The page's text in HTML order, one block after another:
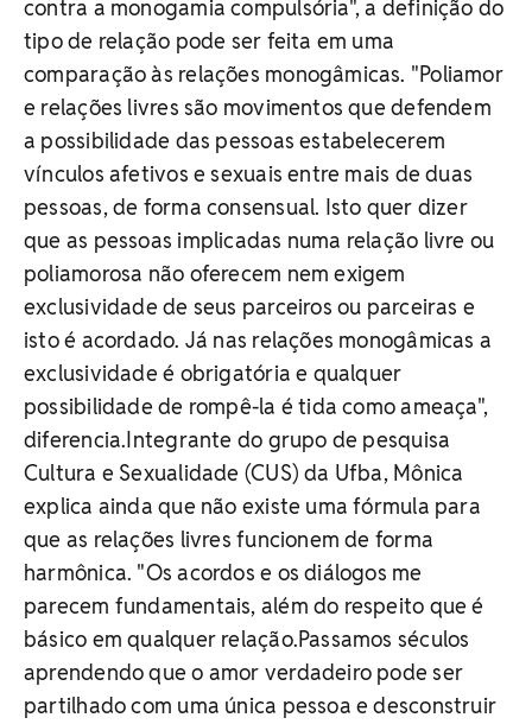
contra a monogamia compulsória", a definição do
tipo de relação pode ser feita em uma
comparação às relações monogâmicas. "Poliamor
e relações livres são movimentos que defendem
a possibilidade das pessoas estabelecerem
vínculos afetivos e sexuais entre mais de duas
pessoas, de forma consensual. Isto quer dizer
que as pessoas implicadas numa relação livre ou
poliamorosa não oferecem nem exigem
exclusividade de seus parceiros ou parceiras e
isto é acordado. Já nas relações monogâmicas a
exclusividade é obrigatória e qualquer
possibilidade de rompê-la é tida como ameaça",
diferencia.Integrante do grupo de pesquisa
Cultura e Sexualidade (CUS) da Ufba, Mônica
explica ainda que não existe uma fórmula para
que as relações livres funcionem de forma
harmônica. "Os acordos e os diálogos me
parecem fundamentais, além do respeito que é
básico em qualquer relação.Passamos séculos
aprendendo que o amor verdadeiro pode ser
partilhado com uma única pessoa e desconstruir